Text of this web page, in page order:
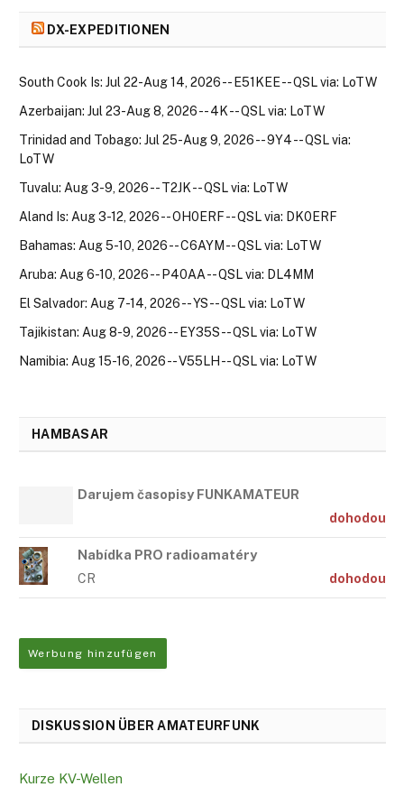
DX-EXPEDITIONEN
South Cook Is: Jul 22-Aug 14, 2026 -- E51KEE -- QSL via: LoTW
Azerbaijan: Jul 23-Aug 8, 2026 -- 4K -- QSL via: LoTW
Trinidad and Tobago: Jul 25-Aug 9, 2026 -- 9Y4 -- QSL via:
LoTW
Tuvalu: Aug 3-9, 2026 -- T2JK -- QSL via: LoTW
Aland Is: Aug 3-12, 2026 -- OH0ERF -- QSL via: DK0ERF
Bahamas: Aug 5-10, 2026 -- C6AYM -- QSL via: LoTW
Aruba: Aug 6-10, 2026 -- P40AA -- QSL via: DL4MM
El Salvador: Aug 7-14, 2026 -- YS -- QSL via: LoTW
Tajikistan: Aug 8-9, 2026 -- EY35S -- QSL via: LoTW
Namibia: Aug 15-16, 2026 -- V55LH -- QSL via: LoTW
HAMBASAR
Darujem časopisy FUNKAMATEUR
dohodou
Nabídka PRO radioamatéry
CR dohodou
Werbung hinzufügen
DISKUSSION ÜBER AMATEURFUNK
Kurze KV-Wellen